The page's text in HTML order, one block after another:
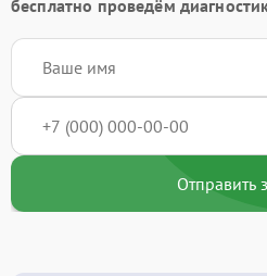
бесплатно проведём
Отправить